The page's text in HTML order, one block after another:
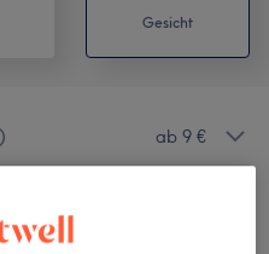
Gesicht
) ab 9 €